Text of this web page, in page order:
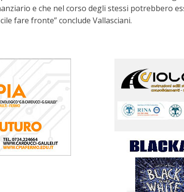
e che nel corso degli stessi potrebbero
fare fronte” conclude Vallasciani.